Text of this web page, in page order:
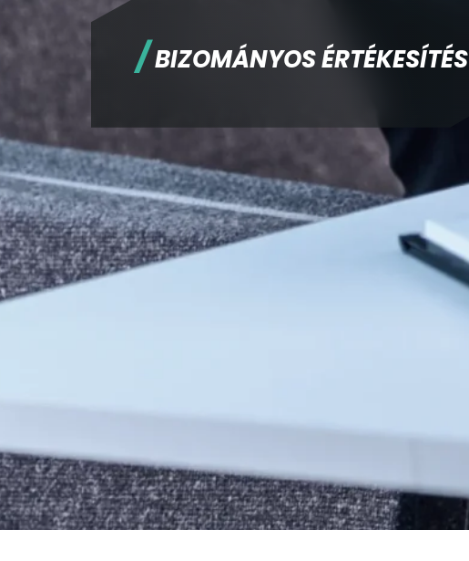
/BIZOMÁNYOS ÉRTÉKESÍTÉS